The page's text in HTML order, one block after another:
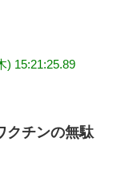
) 15:21:25.89
クチンの無駄